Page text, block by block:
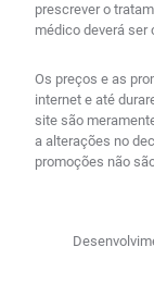
prescrever o
médico deverá ser
Os preços e as
internet e até
site são
a alterações no
promoções não